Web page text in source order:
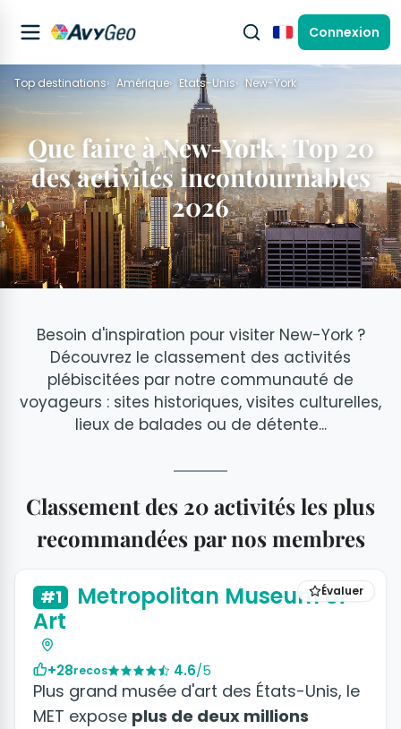
FrançaisConnexion
Top destinations Amérique Etats-Unis New-York
Que faire à New-York : Top 20
des activités incontournables
2026
Besoin d'inspiration pour visiter New-York ?
Découvrez le classement des activités
plébiscitées par notre communauté de
voyageurs : sites historiques, visites culturelles,
lieux de balades ou de détente...
Classement des 20 activités les plus
recommandées par nos membres
+16 photos
Évaluer
#1
Metropolitan Museum of
Art
+28recos 4.6/5
Plus grand musée d'art des États-Unis, le
MET expose plus de deux millions